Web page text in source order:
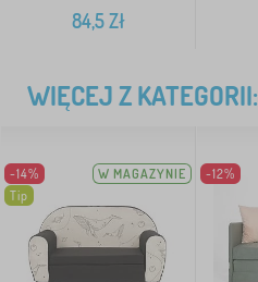
84,5Zł
WIĘCEJ Z KATEGORII:
-14%
Tip
W MAGAZYNIE -12%